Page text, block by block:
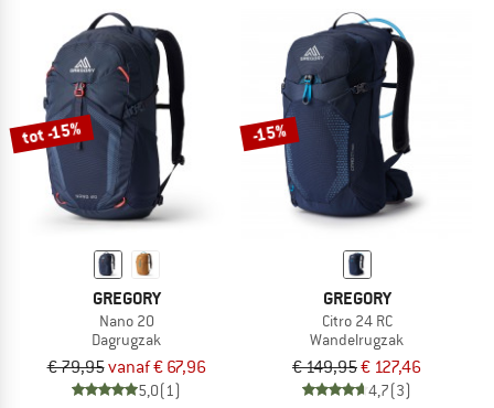
tot -15%
GREGORY
Nano 20
Dagrugzak
€ 79,95vanaf € 67,96
5,0(1)
-15%
GREGORY
Citro 24 RC
Wandelrugzak
€ 149,95€ 127,46
4,7(3)